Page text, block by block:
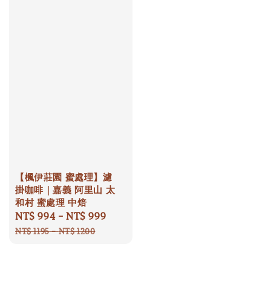
【楓伊莊園 蜜處理】濾
掛咖啡｜嘉義 阿里山 太
和村 蜜處理 中焙
Sale
price
NT$ 994-NT$ 999
NT$ 1195-NT$ 1200